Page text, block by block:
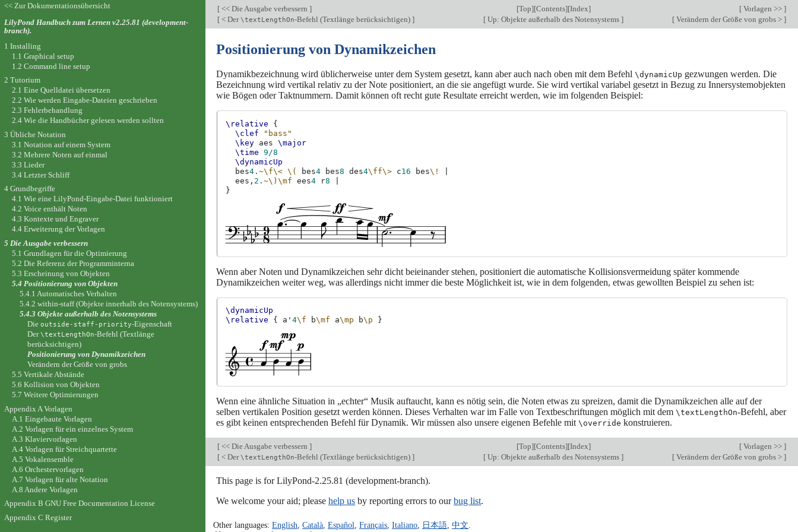
[ << Die Ausgabe verbessern ] [Top][Contents][Index] [ Vorlagen >> ]
[ < Der\textLengthOn-Befehl (Textlänge berücksichtigen) ] [ Up: Objekte außerhalb des Notensystems ] [ Verändern der Größe von grobs > ]
Positionierung von Dynamikzeichen
Dynamikbezeichnung wird üblicherweise unter dem System gesetzt, kann aber auch nach oben mit dem Befehl \dynamicUp gezwungen werden. Die
Bezeichnung wird vertikal relativ zu der Note positioniert, an die sie angefügt wurde. Sie wird vertikal variabel gesetzt in Bezug zu Innersystemobjekten
wie Bögen oder Taktnummern. Damit können oft recht gute Resultate erreicht werden, wie im folgenden Beispiel:
\relative
{
\clef
"bass"
\key aes
\major
\time
9/8
\dynamicUp
bes4.~\f\< \( bes4 bes8 des4\ff\> c16 bes\!
ees, 2.~\)\mf ees4 r8
}
Wenn aber Noten und Dynamikzeichen sehr dicht beieinander stehen, positioniert die automatische Kollisionsvermeidung später kommende
Dynamikzeichen weiter weg, was allerdings nicht immer die beste Möglichkeit ist, wie in dem folgenden, etwas gewollten Beispiel zu sehen ist:
\dynamicUp
\relative
{ a'4\f b\mf a\mp b\p }
Wenn eine ähnliche Situation in „echter“ Musik auftaucht, kann es nötig sein, die Noten etwas zu spreizen, damit die Dynamikzeichen alle auf der
selben vertikalen Position gesetzt werden können. Dieses Verhalten war im Falle von Textbeschriftungen möglich mit dem \textLengthOn-Befehl, aber
es gibt keinen entsprechenden Befehl für Dynamik. Wir müssen also unsere eigenen Befehle mit \override konstruieren.
[ << Die Ausgabe verbessern ] [Top][Contents][Index] [ Vorlagen >> ]
[ < Der\textLengthOn-Befehl (Textlänge berücksichtigen) ] [ Up: Objekte außerhalb des Notensystems ] [ Verändern der Größe von grobs > ]
This page is for LilyPond-2.25.81 (development-branch).
We welcome your aid; please help us by reporting errors to ourbug list.
Other languages: English Català, Español Français, Italiano, 日本語, 中文
<< Zur Dokumentationsübersicht
LilyPond Handbuch zum Lernen v2.25.81 (development-
branch).
1 Installing
1.1 Graphical setup
1.2 Command line setup
2 Tutorium
2.1 Eine Quelldatei übersetzen
2.2 Wie werden Eingabe-Dateien geschrieben
2.3 Fehlerbehandlung
2.4 Wie die Handbücher gelesen werden sollten
3 Übliche Notation
3.1 Notation auf einem System
3.2 Mehrere Noten auf einmal
3.3 Lieder
3.4 Letzter Schliff
4 Grundbegriffe
4.1 Wie eine LilyPond-Eingabe-Datei funktioniert
4.2 Voice enthält Noten
4.3 Kontexte und Engraver
4.4 Erweiterung der Vorlagen
5 Die Ausgabe verbessern
5.1 Grundlagen für die Optimierung
5.2 Die Referenz der Programminterna
5.3 Erscheinung von Objekten
5.4 Positionierung von Objekten
5.4.1 Automatisches Verhalten
5.4.2 within-staff (Objekte innerhalb des Notensystems)
5.4.3 Objekte außerhalb des Notensystems
Dieoutside-staff-priority-Eigenschaft
Der\textLengthOn-Befehl (Textlänge
berücksichtigen)
Positionierung von Dynamikzeichen
Verändern der Größe von grobs
5.5 Vertikale Abstände
5.6 Kollision von Objekten
5.7 Weitere Optimierungen
Appendix A Vorlagen
A.1 Eingebaute Vorlagen
A.2 Vorlagen für ein einzelnes System
A.3 Klaviervorlagen
A.4 Vorlagen für Streichquartette
A.5 Vokalensemble
A.6 Orchestervorlagen
A.7 Vorlagen für alte Notation
A.8 Andere Vorlagen
Appendix B GNU Free Documentation License
Appendix C Register